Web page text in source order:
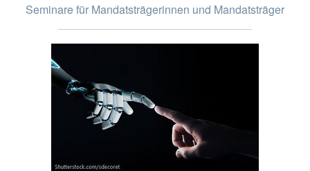
Seminare für Mandatsträgerinnen und Mandatsträger